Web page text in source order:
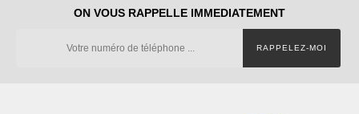
ON VOUS RAPPELLE IMMEDIATEMENT